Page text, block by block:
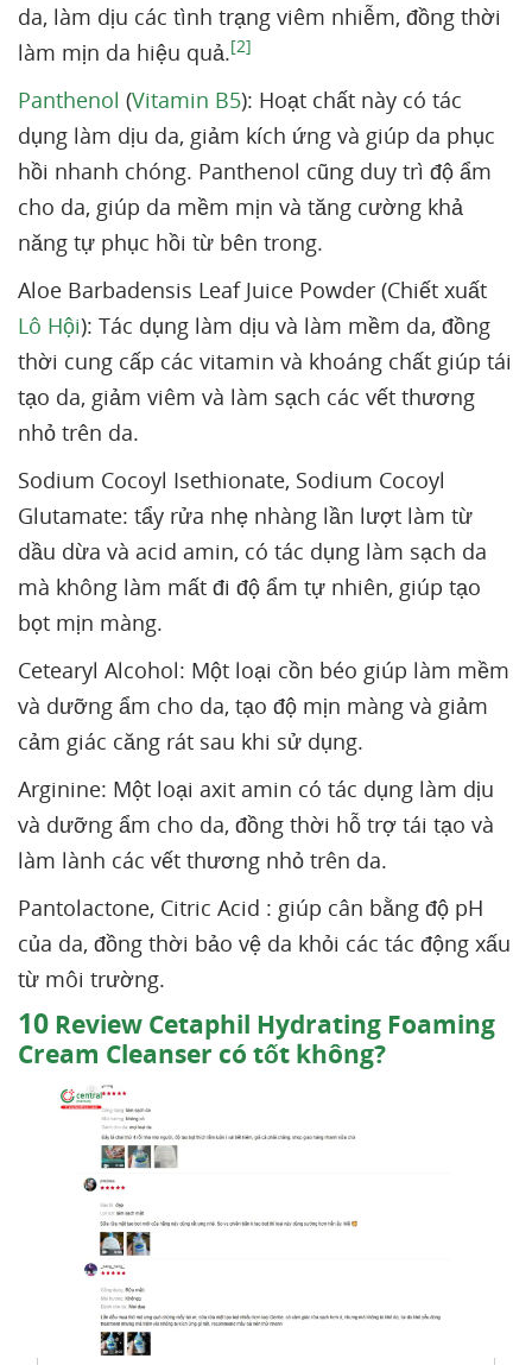
da, làm dịu các tình trạng viêm nhiễm, đồng thời
làm mịn da hiệu quả.[2]
Panthenol (Vitamin B5): Hoạt chất này có tác
dụng làm dịu da, giảm kích ứng và giúp da phục
hồi nhanh chóng. Panthenol cũng duy trì độ ẩm
cho da, giúp da mềm mịn và tăng cường khả
năng tự phục hồi từ bên trong.
Aloe Barbadensis Leaf Juice Powder (Chiết xuất
Lô Hội): Tác dụng làm dịu và làm mềm da, đồng
thời cung cấp các vitamin và khoáng chất giúp tái
tạo da, giảm viêm và làm sạch các vết thương
nhỏ trên da.
Sodium Cocoyl Isethionate, Sodium Cocoyl
Glutamate: tẩy rửa nhẹ nhàng lần lượt làm từ
dầu dừa và acid amin, có tác dụng làm sạch da
mà không làm mất đi độ ẩm tự nhiên, giúp tạo
bọt mịn màng.
Cetearyl Alcohol: Một loại cồn béo giúp làm mềm
và dưỡng ẩm cho da, tạo độ mịn màng và giảm
cảm giác căng rát sau khi sử dụng.
Arginine: Một loại axit amin có tác dụng làm dịu
và dưỡng ẩm cho da, đồng thời hỗ trợ tái tạo và
làm lành các vết thương nhỏ trên da.
Pantolactone, Citric Acid : giúp cân bằng độ pH
của da, đồng thời bảo vệ da khỏi các tác động xấu
từ môi trường.
10 Review Cetaphil Hydrating Foaming
Cream Cleanser có tốt không?